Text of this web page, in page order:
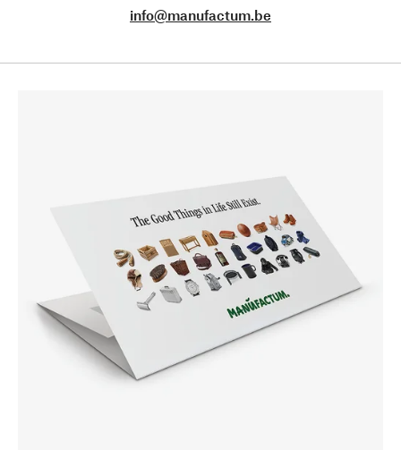
info@manufactum.be